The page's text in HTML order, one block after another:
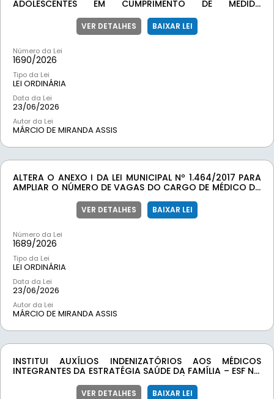
ADOLESCENTES EM CUMPRIMENTO DE MEDIDA
ASSISTIDA E DE PRESTAÇÃO DE SERVIÇOS À COMUNIDADE
NO MUNICÍPIO DE RIO ESPERA/MG, E DÁ OUTRAS
VER DETALHES BAIXAR LEI
Número da Lei
1690/2026
Tipo da Lei
LEI ORDINÁRIA
Data da Lei
23/06/2026
Autor da Lei
MÁRCIO DE MIRANDA ASSIS
ALTERA O ANEXO I DA LEI MUNICIPAL Nº 1.464/2017 PARA
AMPLIAR O NÚMERO DE VAGAS DO CARGO DE MÉDICO DA
PROVIDÊNCIAS. VER DETALHES BAIXAR LEI
Número da Lei
1689/2026
Tipo da Lei
LEI ORDINÁRIA
Data da Lei
23/06/2026
Autor da Lei
MÁRCIO DE MIRANDA ASSIS
INSTITUI AUXÍLIOS INDENIZATÓRIOS AOS MÉDICOS
INTEGRANTES DA ESTRATÉGIA SAÚDE DA FAMÍLIA – ESF NO
VER DETALHES BAIXAR LEI